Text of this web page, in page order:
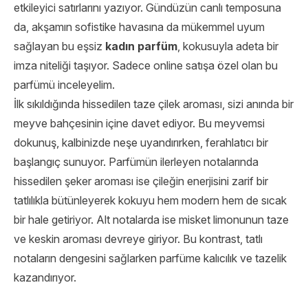
etkileyici satırlarını yazıyor. Gündüzün canlı temposuna
da, akşamın sofistike havasına da mükemmel uyum
sağlayan bu eşsiz kadın parfüm, kokusuyla adeta bir
imza niteliği taşıyor. Sadece online satışa özel olan bu
parfümü inceleyelim.
İlk sıkıldığında hissedilen taze çilek aroması, sizi anında bir
meyve bahçesinin içine davet ediyor. Bu meyvemsi
dokunuş, kalbinizde neşe uyandırırken, ferahlatıcı bir
başlangıç sunuyor. Parfümün ilerleyen notalarında
hissedilen şeker aroması ise çileğin enerjisini zarif bir
tatlılıkla bütünleyerek kokuyu hem modern hem de sıcak
bir hale getiriyor. Alt notalarda ise misket limonunun taze
ve keskin aroması devreye giriyor. Bu kontrast, tatlı
notaların dengesini sağlarken parfüme kalıcılık ve tazelik
kazandırıyor.